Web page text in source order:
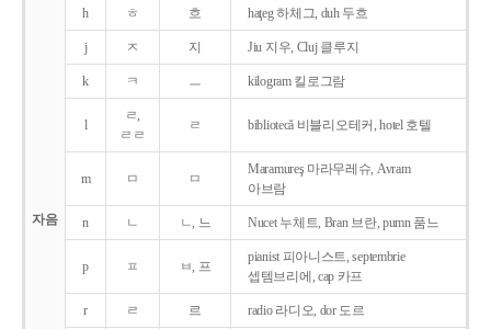
자음
h ㅎ 흐 haţeg 하체그, duh 두흐
j ㅈ 지 Jiu 지우, Cluj 클루지
k ㅋ ㅡ kilogram 킬로그람
l
ㄹ,
ㄹㄹ
ㄹ bibliotecǎ 비블리오테커, hotel 호텔
m ㅁ ㅁ
Maramureş 마라무레슈, Avram
아브람
n ㄴ ㄴ, 느 Nucet 누체트, Bran 브란, pumn 품느
p ㅍ ㅂ, 프
pianist 피아니스트, septembrie
셉템브리에, cap 카프
r ㄹ 르 radio 라디오, dor 도르